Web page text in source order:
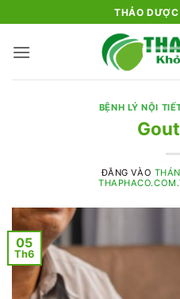
qua
nội
THẢO
BỆNH LÝ NỘI
ĐĂNG VÀO
05
Th6